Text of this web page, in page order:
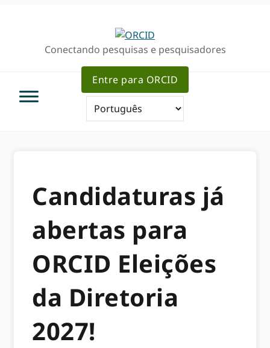
navegaçãoConectando pesquisas e pesquisadores
Entre para ORCID
Candidaturas já
abertas para
ORCID Eleições
da Diretoria
2027!